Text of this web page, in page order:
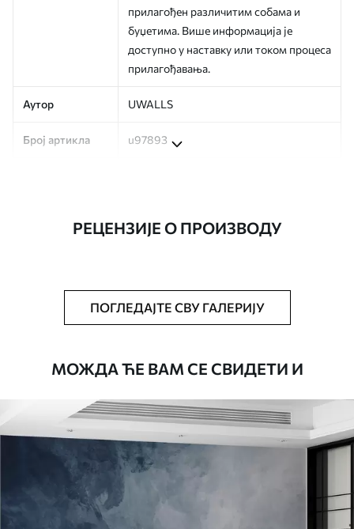
прилагођен различитим собама и
буџетима. Више информација је
доступно у наставку или током процеса
прилагођавања.
Аутор UWALLS
Број артикла u97893
Тапета се може нежно очистити меким
сунђером. Позадине са завршном
водом.
Доступни материјали
Стандард
2683.45 RSD
РЕЦЕНЗИЈЕ О ПРОИЗВОДУ
ПОГЛЕДАЈТЕ СВУ ГАЛЕРИЈУ
МОЖДА ЋЕ ВАМ СЕ СВИДЕТИ И